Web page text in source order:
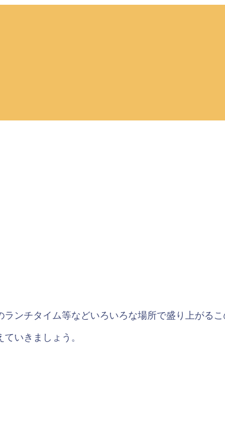
ンチタイム等などいろいろな場所で盛り上がる
いきましょう。